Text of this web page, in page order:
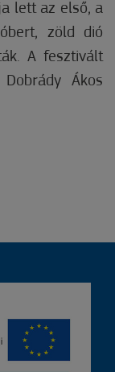
lett az első, a
zöld dió
A fesztivált
Ákos